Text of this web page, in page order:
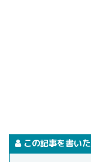
この記事を書い